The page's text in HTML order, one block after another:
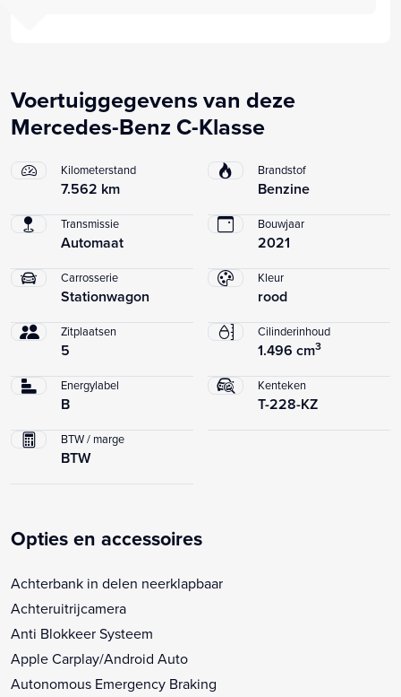
Voertuiggegevens van deze
Mercedes-Benz C-Klasse
Kilometerstand
7.562 km
Brandstof
Benzine
Transmissie
Automaat
Bouwjaar
2021
Carrosserie
Stationwagon
Kleur
rood
Zitplaatsen
5
Cilinderinhoud
1.496 cm3
Energylabel
B
Kenteken
T-228-KZ
BTW / marge
BTW
Opties en accessoires
Achterbank in delen neerklapbaar
Achteruitrijcamera
Anti Blokkeer Systeem
Apple Carplay/Android Auto
Autonomous Emergency Braking